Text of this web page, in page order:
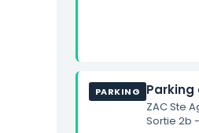
PARKING Parking
ZAC Ste
Sortie 2b